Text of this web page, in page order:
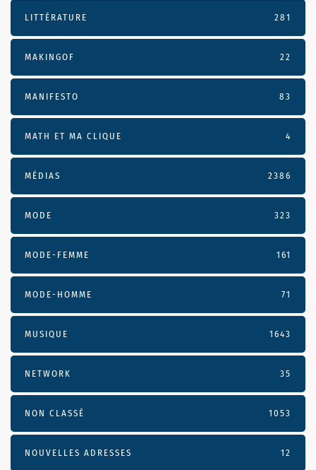
LITTÉRATURE 281
MAKINGOF 22
MANIFESTO 83
MATH ET MA CLIQUE 4
MÉDIAS 2386
MODE 323
MODE-FEMME 161
MODE-HOMME 71
MUSIQUE 1643
NETWORK 35
NON CLASSÉ 1053
NOUVELLES ADRESSES 12